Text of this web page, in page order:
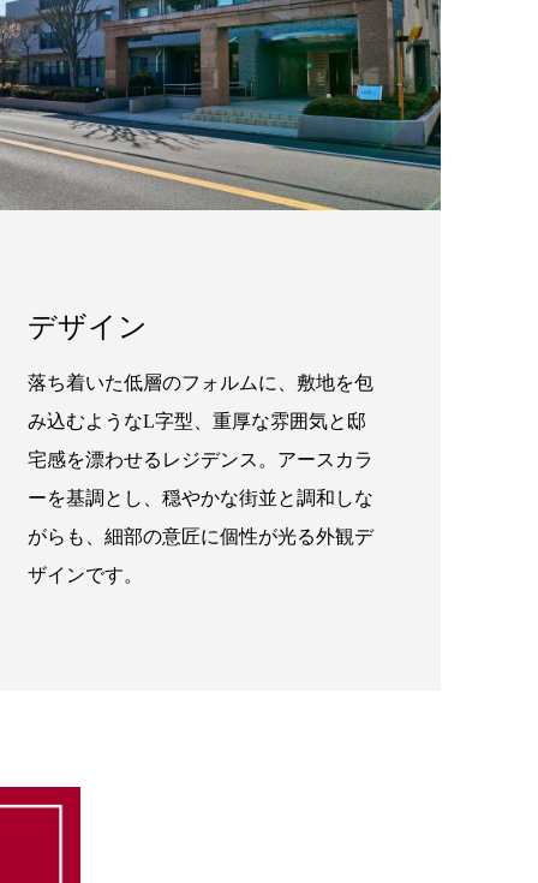
デザイン
落ち着いた低層のフォルムに、敷地を包
み込むようなL字型、重厚な雰囲気と邸
宅感を漂わせるレジデンス。アースカラ
ーを基調とし、穏やかな街並と調和しな
がらも、細部の意匠に個性が光る外観デ
ザインです。